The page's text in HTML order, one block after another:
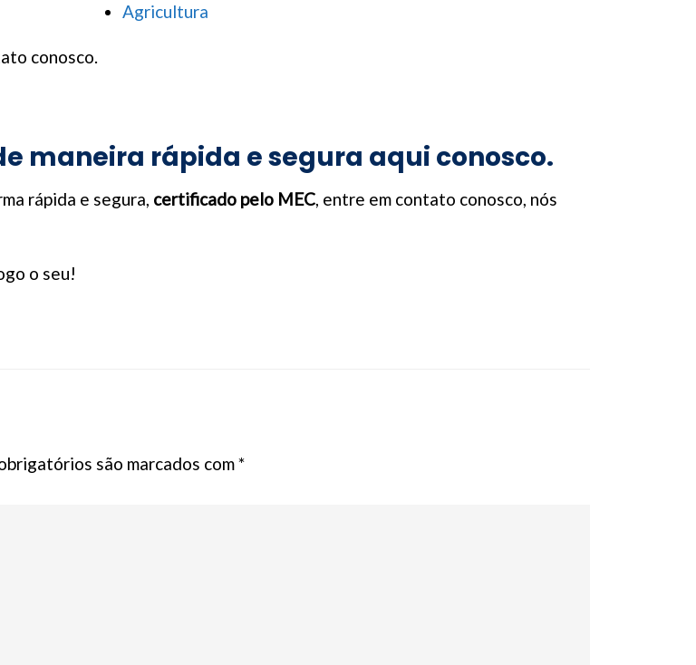
Agricultura
conosco.
maneira rápida e segura aqui conosco.
rápida e segura, certificado pelo MEC, entre em contato conosco, nós
o seu!
são marcados com*